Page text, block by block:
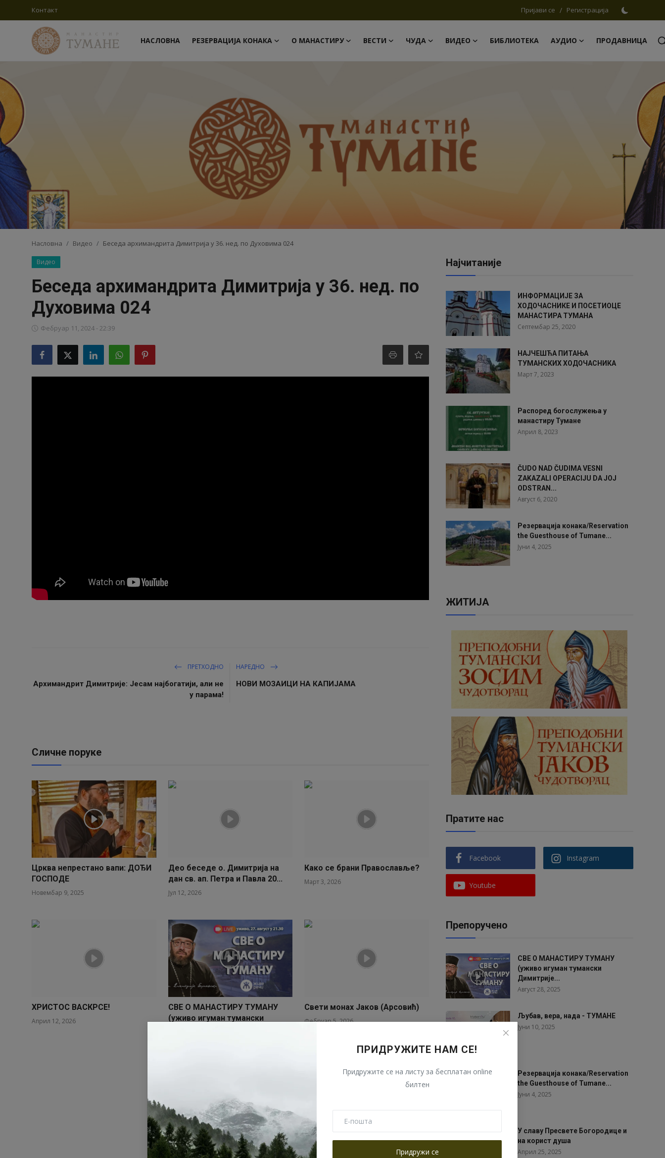
Контакт Пријави се / Регистрација
НАСЛОВНА РЕЗЕРВАЦИЈА КОНАКА О МАНАСТИРУ ВЕСТИ ЧУДА ВИДЕО БИБЛИОТЕКА АУДИО
ПРОДАВНИЦА
Пријави
Насловна
Контакт
Резервација конака
О манастиру
Вести
Чуда
Библиотека
Продавница
ПРИДРУЖИТЕ НАМ СЕ!
Придружите се на листу за бесплатан online
билтен
Придружи се
Насловна Видео Беседа архимандрита Димитрија у 36. нед. по Духовима 024
Видео
Беседа архимандрита Димитрија у 36. нед. по
Духовима 024
Фебруар 11, 2024 - 22:39
ПРЕТХОДНО
Архимандрит Димитрије: Јесам најбогатији, али не
у парама!
НАРЕДНО
НОВИ МОЗАИЦИ НА КАПИЈАМА
Сличне поруке
Црква непрестано вапи: ДОЂИ
ГОСПОДЕ
Новембар 9, 2025
Део беседе о. Димитрија на
дан св. ап. Петра и Павла 20...
Јул 12, 2026
Како се брани Православље?
Март 3, 2026
ХРИСТОС ВАСКРСЕ!
Април 12, 2026
СВЕ О МАНАСТИРУ ТУМАНУ
(уживо игуман тумански
Свети монах Јаков (Арсовић)
Фебруар 5, 2026
Најчитаније
ИНФОРМАЦИЈЕ ЗА
ХОДОЧАСНИКЕ И ПОСЕТИОЦЕ
МАНАСТИРА ТУМАНА
Септембар 25, 2020
НАЈЧЕШЋА ПИТАЊА
ТУМАНСКИХ ХОДОЧАСНИКА
Март 7, 2023
Распоред богослужења у
манастиру Тумане
Април 8, 2023
ČUDO NAD ČUDIMA VESNI
ZAKAZALI OPERACIJU DA JOJ
ODSTRAN...
Август 6, 2020
Резервација конака/Reservation
the Guesthouse of Tumane...
Јуни 4, 2025
ЖИТИЈА
Пратите нас
Facebook Instagram
Youtube
Препоручено
СВЕ О МАНАСТИРУ ТУМАНУ
(уживо игуман тумански
Димитрије...
Август 28, 2025
Љубав, вера, нада - ТУМАНЕ
Јуни 10, 2025
Резервација конака/Reservation
the Guesthouse of Tumane...
Јуни 4, 2025
У славу Пресвете Богородице и
на корист душа
Април 25, 2025